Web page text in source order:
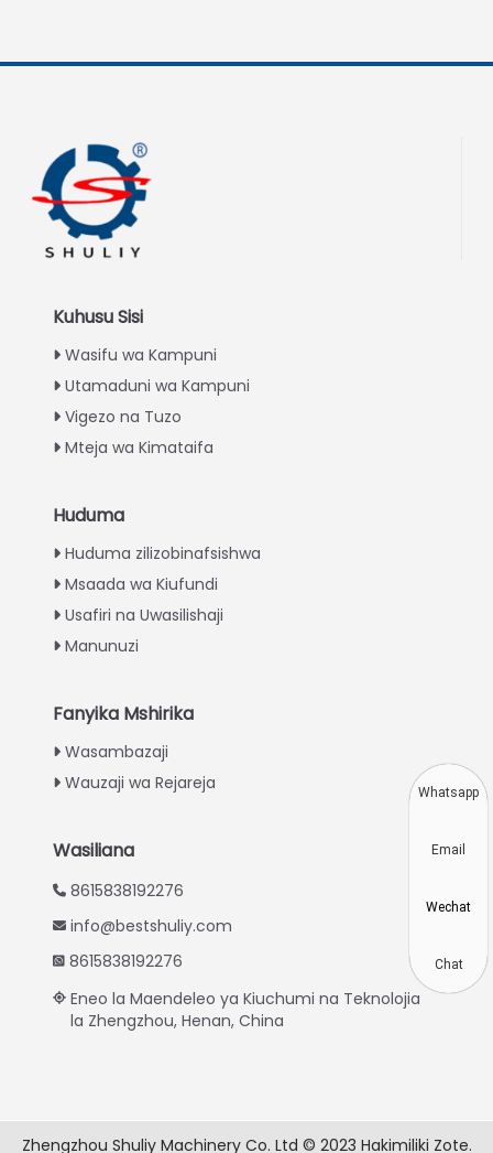
Kuhusu Sisi
Wasifu wa Kampuni
Utamaduni wa Kampuni
Vigezo na Tuzo
Mteja wa Kimataifa
Huduma
Huduma zilizobinafsishwa
Msaada wa Kiufundi
Usafiri na Uwasilishaji
Manunuzi
Fanyika Mshirika
Wasambazaji
Wauzaji wa Rejareja
Wasiliana
8615838192276
info@bestshuliy.com
8615838192276
Eneo la Maendeleo ya Kiuchumi na Teknolojia
la Zhengzhou, Henan, China
Zhengzhou Shuliy Machinery Co. Ltd © 2023 Hakimiliki Zote.
English
Portuguese
Russian
Spanish
Chinese
Hindi
Japanese
Vietnamese
Thai
Turkish
Greek
Whatsapp
Email
Wechat
Chat